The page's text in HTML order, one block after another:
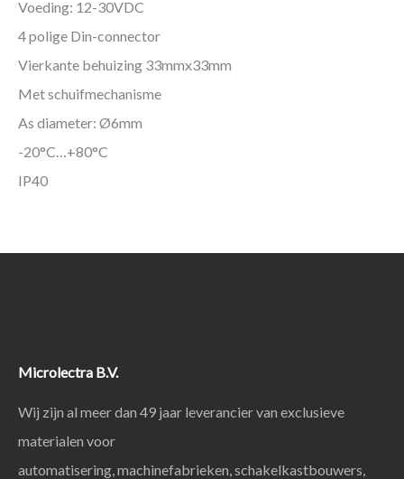
Voeding: 12-30VDC
4 polige Din-connector
Vierkante behuizing 33mmx33mm
Met schuifmechanisme
As diameter: Ø6mm
-20°C…+80°C
IP40
Microlectra B.V.
Wij zijn al meer dan 49 jaar leverancier van exclusieve
materialen voor
automatisering, machinefabrieken, schakelkastbouwers,